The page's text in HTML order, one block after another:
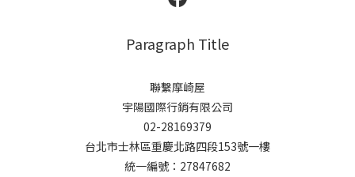
Paragraph Title
聯繫摩崎屋
宇陽國際行銷有限公司
02-28169379
台北市士林區重慶北路四段153號一樓
統一編號：27847682